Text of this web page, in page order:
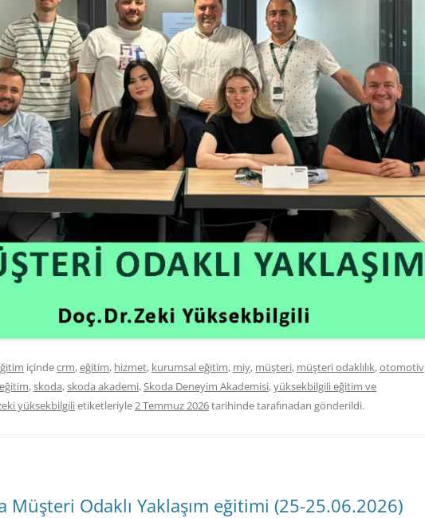
içindecrm,eğitim, hizmet, kurumsal eğitim, miy, müşteri, müşteri odaklılık,otomotiv
,skoda,skoda akademi,Skoda Deneyim Akademisi,yüksekbilgili eğitim ve
yüksekbilgilietiketleriyle2 Temmuz 2026tarihindetarafınadan gönderildi.
Müşteri Odaklı Yaklaşım eğitimi (25-25.06.2026)